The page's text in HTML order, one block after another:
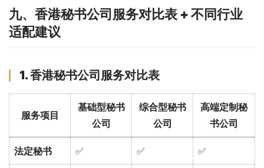
九、香港秘书公司服务对比表 + 不同行业
适配建议
1. 香港秘书公司服务对比表
服务项目
基础型秘书
公司
综合型秘书
公司
高端定制秘
书公司
法定秘书 ✅ ✅ ✅